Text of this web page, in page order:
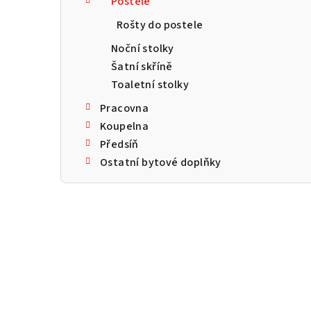
Rošty do postele
Noční stolky
Šatní skříně
Toaletní stolky
Pracovna
Koupelna
Předsíň
Ostatní bytové doplňky